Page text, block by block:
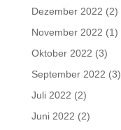
Dezember 2022 (2)
November 2022 (1)
Oktober 2022 (3)
September 2022 (3)
Juli 2022 (2)
Juni 2022 (2)